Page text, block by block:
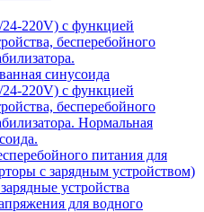
220V) с функцией
бесперебойного
синусоида
220V) с функцией
бесперебойного
Нормальная
питания для
с зарядным устройством)
устройства
для водного